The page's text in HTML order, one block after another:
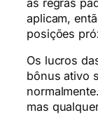
as regras
aplicam,
posições
Os lucros
bônus ativo
mas